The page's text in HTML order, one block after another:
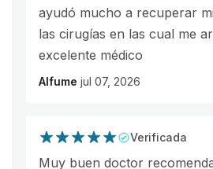
ayudó mucho a recuperar
las cirugías en las cual me
excelente médico
Alfume jul 07, 2026
Verificada
Muy buen doctor